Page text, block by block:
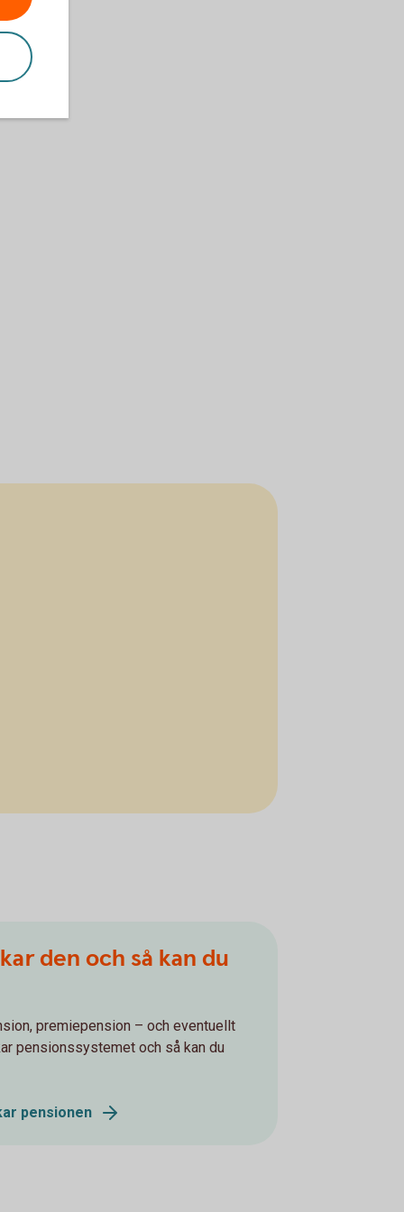
den och så kan du
premiepension – och eventuellt
pensionssystemet och så kan du
pensionen